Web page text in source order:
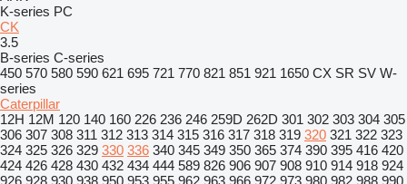
K-series PC
CK
3.5
B-series C-series
450 570 580 590 621 695 721 770 821 851 921 1650 CX SR SV W-
series
Caterpillar
12H 12M 120 140 160 226 236 246 259D 262D 301 302 303 304 305
306 307 308 311 312 313 314 315 316 317 318 319 320 321 322 323
324 325 326 329 330 336 340 345 349 350 365 374 390 395 416 420
424 426 428 430 432 434 444 589 826 906 907 908 910 914 918 924
926 928 930 938 950 953 955 962 963 966 972 973 980 982 988 990